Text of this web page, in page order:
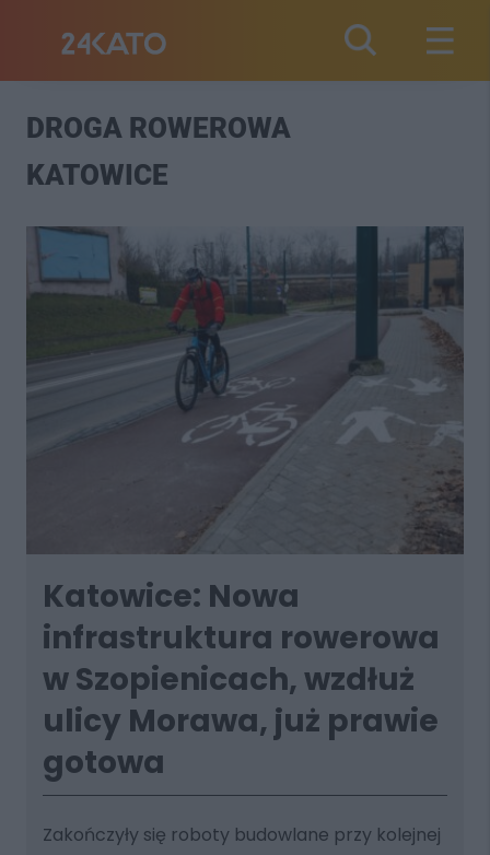
DROGA ROWEROWA
KATOWICE
Katowice: Nowa
infrastruktura rowerowa
w Szopienicach, wzdłuż
ulicy Morawa, już prawie
gotowa
Zakończyły się roboty budowlane przy kolejnej